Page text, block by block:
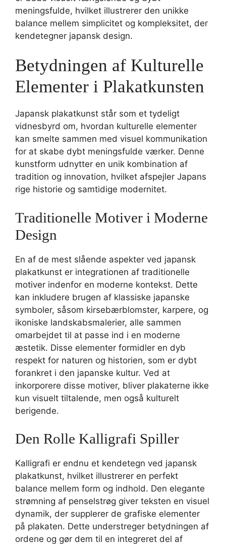
meningsfulde, hvilket illustrerer den unikke
balance mellem simplicitet og kompleksitet, der
kendetegner japansk design.
Betydningen af Kulturelle
Elementer i Plakatkunsten
Japansk plakatkunst står som et tydeligt
vidnesbyrd om, hvordan kulturelle elementer
kan smelte sammen med visuel kommunikation
for at skabe dybt meningsfulde værker. Denne
kunstform udnytter en unik kombination af
tradition og innovation, hvilket afspejler Japans
rige historie og samtidige modernitet.
Traditionelle Motiver i Moderne
Design
En af de mest slående aspekter ved japansk
plakatkunst er integrationen af traditionelle
motiver indenfor en moderne kontekst. Dette
kan inkludere brugen af klassiske japanske
symboler, såsom kirsebærblomster, karpere, og
ikoniske landskabsmalerier, alle sammen
omarbejdet til at passe ind i en moderne
æstetik. Disse elementer formidler en dyb
respekt for naturen og historien, som er dybt
forankret i den japanske kultur. Ved at
inkorporere disse motiver, bliver plakaterne ikke
kun visuelt tiltalende, men også kulturelt
berigende.
Den Rolle Kalligrafi Spiller
Kalligrafi er endnu et kendetegn ved japansk
plakatkunst, hvilket illustrerer en perfekt
balance mellem form og indhold. Den elegante
strømning af penselstrøg giver teksten en visuel
dynamik, der supplerer de grafiske elementer
på plakaten. Dette understreger betydningen af
ordene og gør dem til en integreret del af